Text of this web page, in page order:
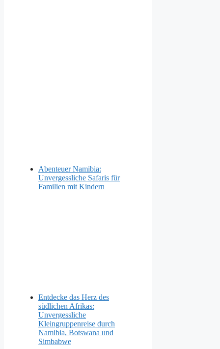
Abenteuer Namibia:
Unvergessliche Safaris für
Familien mit Kindern
Entdecke das Herz des
südlichen Afrikas:
Unvergessliche
Kleingruppenreise durch
Namibia, Botswana und
Simbabwe